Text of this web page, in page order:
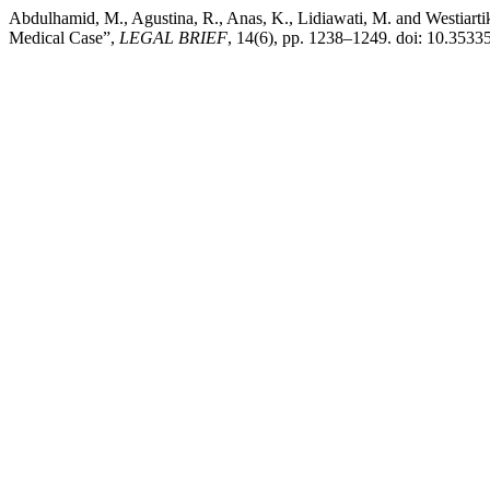
Abdulhamid, M., Agustina, R., Anas, K., Lidiawati, M. and
Medical Case”, LEGAL BRIEF, 14(6), pp. 1238–1249. doi: